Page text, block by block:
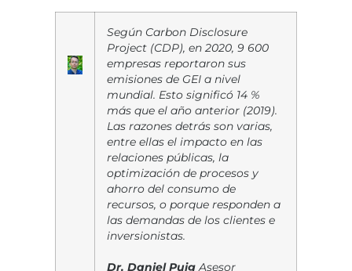
Según Carbon Disclosure
Project (CDP), en 2020, 9 600
empresas reportaron sus
emisiones de GEI a nivel
mundial. Esto significó 14 %
más que el año anterior (2019).
Las razones detrás son varias,
entre ellas el impacto en las
relaciones públicas, la
optimización de procesos y
ahorro del consumo de
recursos, o porque responden a
las demandas de los clientes e
inversionistas.
Dr. Daniel Puig Asesor